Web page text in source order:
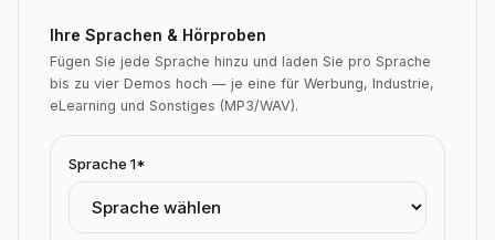
Ihre Sprachen & Hörproben
Fügen Sie jede Sprache hinzu und laden Sie pro Sprache
bis zu vier Demos hoch — je eine für Werbung, Industrie,
eLearning und Sonstiges (MP3/WAV).
Sprache 1*